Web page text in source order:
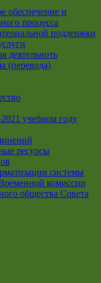
обеспечение и
процесса
поддержки
деятельноть
(перевода)
учебном году
ресурсы
системы
комиссии
общества Совета